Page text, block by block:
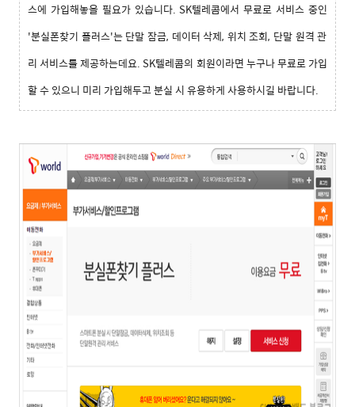
스에 가입해놓을 필요가 있습니다. SK텔레콤에서 무료로 서비스 중인
'분실폰찾기 플러스'는 단말 잠금, 데이터 삭제, 위치 조회, 단말 원격 관
리 서비스를 제공하는데요. SK텔레콤의 회원이라면 누구나 무료로 가입
할 수 있으니 미리 가입해두고 분실 시 유용하게 사용하시길 바랍니다.